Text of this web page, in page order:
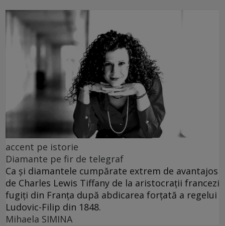
accent pe istorie
Diamante pe fir de telegraf
Ca și diamantele cumpărate extrem de avantajos
de Charles Lewis Tiffany de la aristocrații francezi
fugiți din Franța după abdicarea forțată a regelui
Ludovic-Filip din 1848.
Mihaela SIMINA